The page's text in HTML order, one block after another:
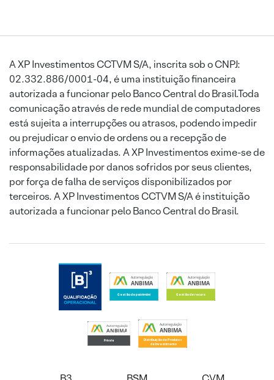
A XP Investimentos CCTVM S/A, inscrita sob o CNPJ:
02.332.886/0001-04, é uma instituição financeira
autorizada a funcionar pelo Banco Central do Brasil.Toda
comunicação através de rede mundial de computadores
está sujeita a interrupções ou atrasos, podendo impedir
ou prejudicar o envio de ordens ou a recepção de
informações atualizadas. A XP Investimentos exime-se de
responsabilidade por danos sofridos por seus clientes,
por força de falha de serviços disponibilizados por
terceiros. A XP Investimentos CCTVM S/A é instituição
autorizada a funcionar pelo Banco Central do Brasil.